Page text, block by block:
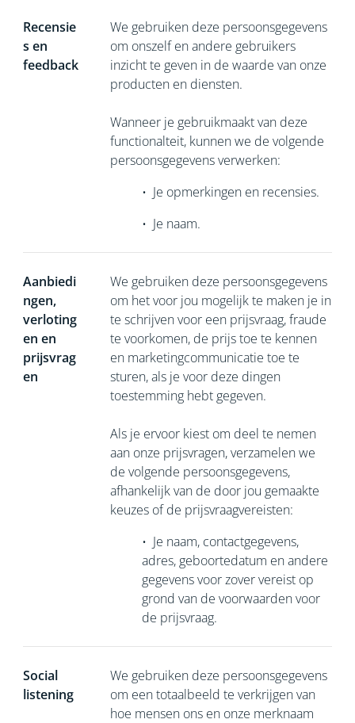
Recensie
s en
feedback
We gebruiken deze persoonsgegevens
om onszelf en andere gebruikers
inzicht te geven in de waarde van onze
producten en diensten.
Wanneer je gebruikmaakt van deze
functionalteit, kunnen we de volgende
persoonsgegevens verwerken:
• Je opmerkingen en recensies.
• Je naam.
Aanbiedi
ngen,
verloting
en en
prijsvrag
en
We gebruiken deze persoonsgegevens
om het voor jou mogelijk te maken je in
te schrijven voor een prijsvraag, fraude
te voorkomen, de prijs toe te kennen
en marketingcommunicatie toe te
sturen, als je voor deze dingen
toestemming hebt gegeven.
Als je ervoor kiest om deel te nemen
aan onze prijsvragen, verzamelen we
de volgende persoonsgegevens,
afhankelijk van de door jou gemaakte
keuzes of de prijsvraagvereisten:
• Je naam, contactgegevens,
adres, geboortedatum en andere
gegevens voor zover vereist op
grond van de voorwaarden voor
de prijsvraag.
Social
listening
We gebruiken deze persoonsgegevens
om een totaalbeeld te verkrijgen van
hoe mensen ons en onze merknaam